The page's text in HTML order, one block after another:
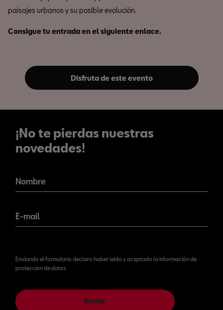
paisajes urbanos y su posible evolución.
Consigue tu entrada en el siguiente enlace.
Disfruta de este evento
¡No te pierdas nuestras
novedades!
novedades!
Nombre
E-mail
Enviando el formulario declaro haber leído y aceptado la información de
proteccion de datos
Enviar